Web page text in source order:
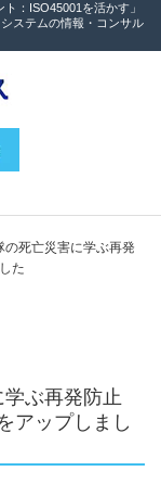
：ISO45001を活かす」
ステムの情報・コンサル
死亡災害に学ぶ再発
た
学ぶ再発防止
アップしまし